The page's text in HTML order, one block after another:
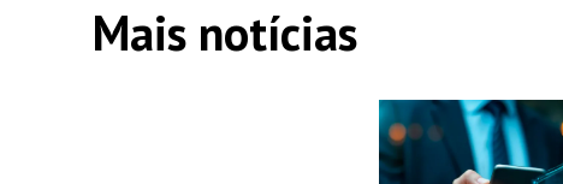
Mais notícias